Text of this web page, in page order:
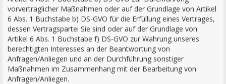
vorvertraglicher Maßnahmen oder auf der Grundlage von Artikel
6 Abs. 1 Buchstabe b) DS-GVO für die Erfüllung eines Vertrages,
dessen Vertragspartei Sie sind oder auf der Grundlage von
Artikel 6 Abs. 1 Buchstabe f) DS-GVO zur Wahrung unseres
berechtigten Interesses an der Beantwortung von
Anfragen/Anliegen und an der Durchführung sonstiger
Maßnahmen im Zusammenhang mit der Bearbeitung von
Anfragen/Anliegen.